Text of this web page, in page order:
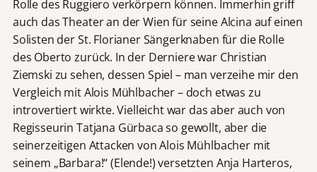
Rolle des Ruggiero verkörpern können. Immerhin griff
auch das Theater an der Wien für seine Alcina auf einen
Solisten der St. Florianer Sängerknaben für die Rolle
des Oberto zurück. In der Derniere war Christian
Ziemski zu sehen, dessen Spiel – man verzeihe mir den
Vergleich mit Alois Mühlbacher – doch etwas zu
introvertiert wirkte. Vielleicht war das aber auch von
Regisseurin Tatjana Gürbaca so gewollt, aber die
seinerzeitigen Attacken von Alois Mühlbacher mit
seinem „Barbara!“ (Elende!) versetzten Anja Harteros,